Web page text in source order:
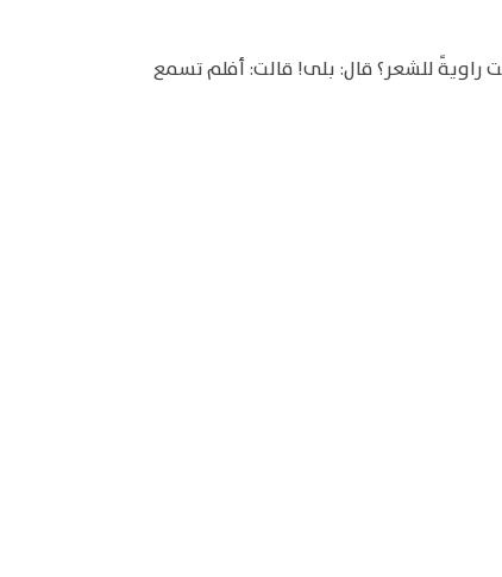
راويةً للشعر؟ قال: بلى! قالت: أفلم تسمع